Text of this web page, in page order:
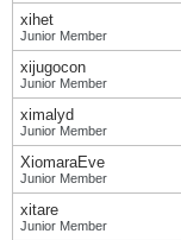
xihet
Junior Member
xijugocon
Junior Member
ximalyd
Junior Member
XiomaraEve
Junior Member
xitare
Junior Member